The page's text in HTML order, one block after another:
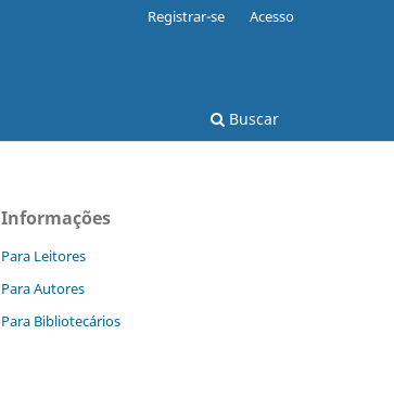
Buscar
Registrar-se Acesso
Informações
Para Leitores
Para Autores
Para Bibliotecários